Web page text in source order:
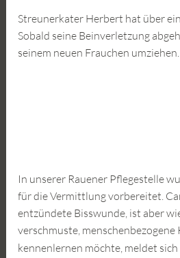
Streunerkater Herbert hat über
Sobald seine Beinverletzung
seinem neuen Frauchen umziehen.
In unserer Rauener Pflegestelle
für die Vermittlung vorbereitet.
entzündete Bisswunde, ist aber
verschmuste, menschenbezogene
kennenlernen möchte, meldet